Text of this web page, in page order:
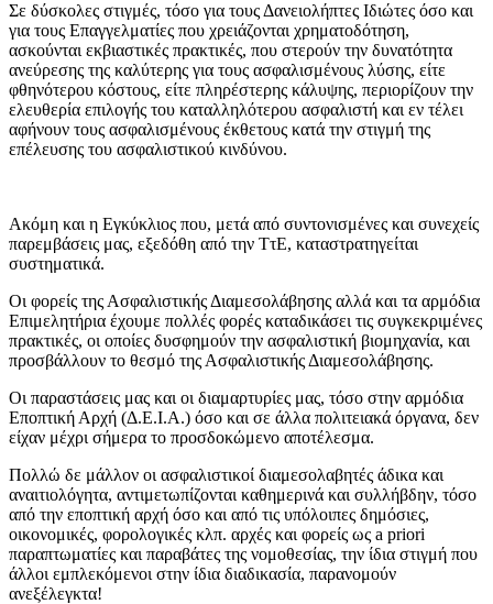
Σε δύσκολες στιγμές, τόσο για τους Δανειολήπτες Ιδιώτες όσο και
για τους Επαγγελματίες που χρειάζονται χρηματοδότηση,
ασκούνται εκβιαστικές πρακτικές, που στερούν την δυνατότητα
ανεύρεσης της καλύτερης για τους ασφαλισμένους λύσης, είτε
φθηνότερου κόστους, είτε πληρέστερης κάλυψης, περιορίζουν την
ελευθερία επιλογής του καταλληλότερου ασφαλιστή και εν τέλει
αφήνουν τους ασφαλισμένους έκθετους κατά την στιγμή της
επέλευσης του ασφαλιστικού κινδύνου.
Ακόμη και η Εγκύκλιος που, μετά από συντονισμένες και συνεχείς
παρεμβάσεις μας, εξεδόθη από την ΤτΕ, καταστρατηγείται
συστηματικά.
Οι φορείς της Ασφαλιστικής Διαμεσολάβησης αλλά και τα αρμόδια
Επιμελητήρια έχουμε πολλές φορές καταδικάσει τις συγκεκριμένες
πρακτικές, οι οποίες δυσφημούν την ασφαλιστική βιομηχανία, και
προσβάλλουν το θεσμό της Ασφαλιστικής Διαμεσολάβησης.
Οι παραστάσεις μας και οι διαμαρτυρίες μας, τόσο στην αρμόδια
Εποπτική Αρχή (Δ.Ε.Ι.Α.) όσο και σε άλλα πολιτειακά όργανα, δεν
είχαν μέχρι σήμερα το προσδοκώμενο αποτέλεσμα.
Πολλώ δε μάλλον οι ασφαλιστικοί διαμεσολαβητές άδικα και
αναιτιολόγητα, αντιμετωπίζονται καθημερινά και συλλήβδην, τόσο
από την εποπτική αρχή όσο και από τις υπόλοιπες δημόσιες,
οικονομικές, φορολογικές κλπ. αρχές και φορείς ως a priori
παραπτωματίες και παραβάτες της νομοθεσίας, την ίδια στιγμή που
άλλοι εμπλεκόμενοι στην ίδια διαδικασία, παρανομούν
ανεξέλεγκτα!